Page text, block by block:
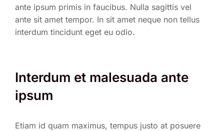
ante ipsum primis in faucibus. Nulla sagittis vel
ante sit amet tempor. In sit amet neque non tellus
interdum tincidunt eget eu odio.
Interdum et malesuada ante
ipsum
Etiam id quam maximus, tempus justo at posuere